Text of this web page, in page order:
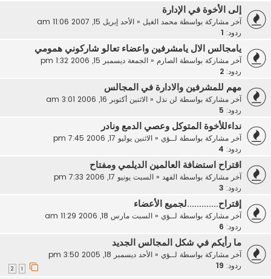
إلى الأخوة في الإدارة
آخر مشاركة بواسطة محمد الغيل« الأحد إبريل 15, 2007 11:06 am
ردود:
يامجالس الال يامشرفين واعضاء تعالو شاركوني همومي
آخر مشاركة بواسطة الصارم« الجمعة ديسمبر 15, 2006 1:32 pm
ردود: 2
مهم للمشرفين والادارة في المجالس
آخر مشاركة بواسطة لن نذل« الاثنين أكتوبر 16, 2006 3:01 am
ردود: 5
نداءللأخوة المتوكل وعصي الدمع ونادر
آخر مشاركة بواسطة لــؤي« الاثنين يوليو 17, 2006 7:45 pm
ردود: 4
اقتراح استضافة العالمين الديلمي ومفتاح
آخر مشاركة بواسطة الفهد« السبت يونيو 17, 2006 7:33 pm
ردود: 3
إقتراح.............لجميع الأعضاء
آخر مشاركة بواسطة لــؤي« السبت مارس 18, 2006 11:29 am
ردود: 6
ما رأيكم في شكل المجالس الجديد
آخر مشاركة بواسطة لــؤي« الأحد ديسمبر 18, 2005 3:50 pm
ردود: 19